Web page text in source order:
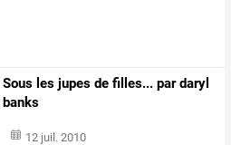
Sous les jupes de filles... par daryl
banks
12 juil. 2010